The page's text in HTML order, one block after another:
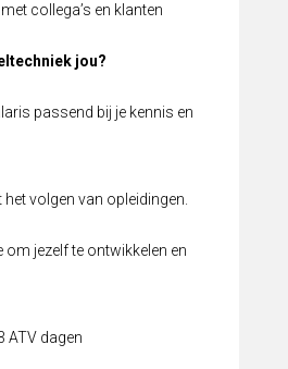
collega’s en klanten
jou?
passend bij je kennis en
volgen van opleidingen.
jezelf te ontwikkelen en
ATV dagen